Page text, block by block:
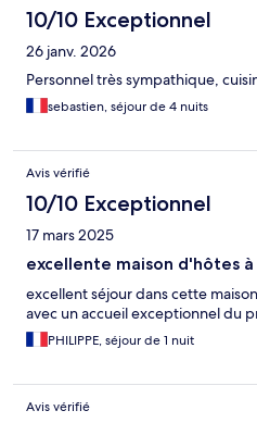
10/10 Exceptionnel
26 janv. 2026
Personnel très sympathique,
sebastien, séjour de 4 nuits
Avis vérifié
10/10 Exceptionnel
17 mars 2025
excellente maison d'hôtes à
excellent séjour dans cette
avec un accueil exceptionnel du
PHILIPPE, séjour de 1 nuit
Avis vérifié